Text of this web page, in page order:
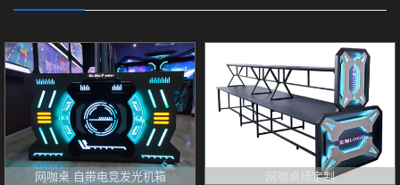
网咖桌 自带电竞发光机箱 网咖桌椅定制